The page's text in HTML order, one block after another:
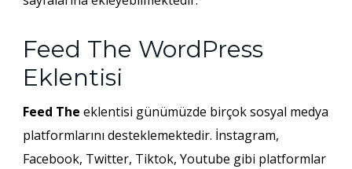
Feed The WordPress
Eklentisi
Feed The eklentisi günümüzde birçok sosyal medya
platformlarını desteklemektedir. İnstagram,
Facebook, Twitter, Tiktok, Youtube gibi platformlar